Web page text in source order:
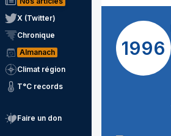
X (Twitter)
Chronique
Almanach
Climat région
T°C records
Faire un don
1996